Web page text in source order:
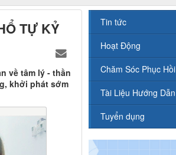
TỰ KỶ
về tâm lý - thần
khởi phát sớm
Tin tức
Hoạt Động
Chăm Sóc Phục Hồi
Tài Liệu Hướng Dẫn
Tuyển dụng